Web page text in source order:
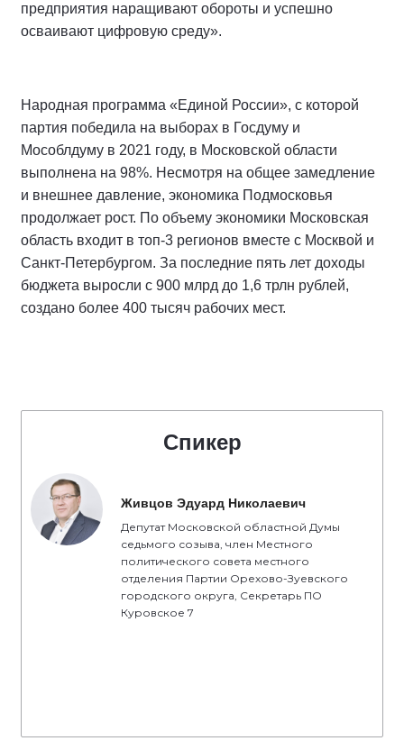
предприятия наращивают обороты и успешно
осваивают цифровую среду».
Народная программа «Единой России», с которой
партия победила на выборах в Госдуму и
Мособлдуму в 2021 году, в Московской области
выполнена на 98%. Несмотря на общее замедление
и внешнее давление, экономика Подмосковья
продолжает рост. По объему экономики Московская
область входит в топ-3 регионов вместе с Москвой и
Санкт-Петербургом. За последние пять лет доходы
бюджета выросли с 900 млрд до 1,6 трлн рублей,
создано более 400 тысяч рабочих мест.
Спикер
Живцов Эдуард Николаевич
Депутат Московской областной Думы
седьмого созыва, член Местного
политического совета местного
отделения Партии Орехово-Зуевского
городского округа, Секретарь ПО
Куровское 7